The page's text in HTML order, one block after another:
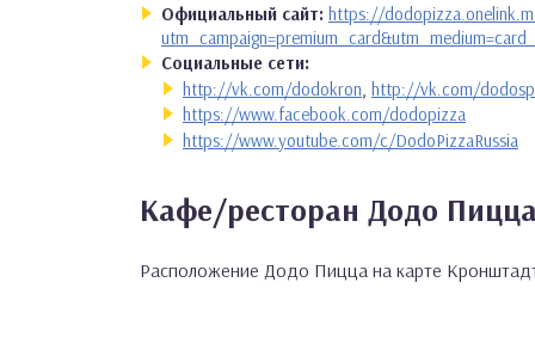
Официальный сайт: https://
Социальные сети:
http://vk.com/dodokron http://vk.com/
https://www.facebook.com/dodopizza
https://www.youtube.com/c/DodoPizzaRussia
Кафе/ресторан Додо
Расположение Додо Пицца на карте